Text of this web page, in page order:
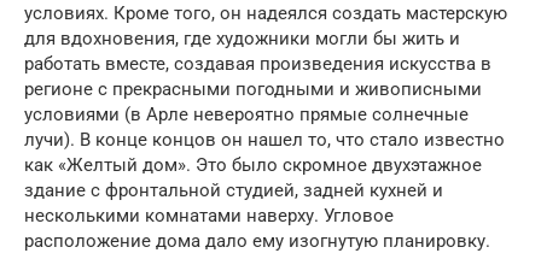
условиях. Кроме того, он надеялся создать мастерскую
для вдохновения, где художники могли бы жить и
работать вместе, создавая произведения искусства в
регионе с прекрасными погодными и живописными
условиями (в Арле невероятно прямые солнечные
лучи). В конце концов он нашел то, что стало известно
как «Желтый дом». Это было скромное двухэтажное
здание с фронтальной студией, задней кухней и
несколькими комнатами наверху. Угловое
расположение дома дало ему изогнутую планировку.